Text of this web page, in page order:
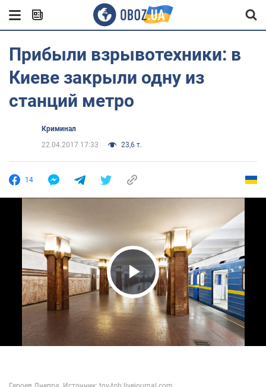
Прибыли взрывотехники: в
Киеве закрыли одну из
станций метро
Криминал
22.04.2017 17:33
23,6 т.
14
Play Video